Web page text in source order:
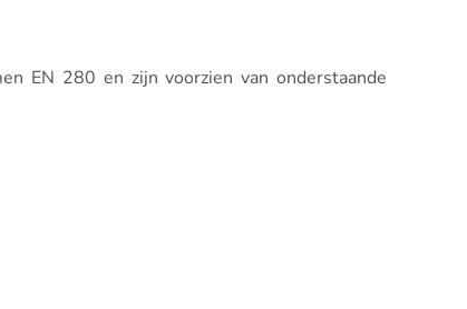
EN 280 en zijn voorzien van onderstaande